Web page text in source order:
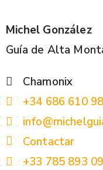
Michel González
Guía de Alta
Chamonix
+34 686 610
Contactar
+33 785 893